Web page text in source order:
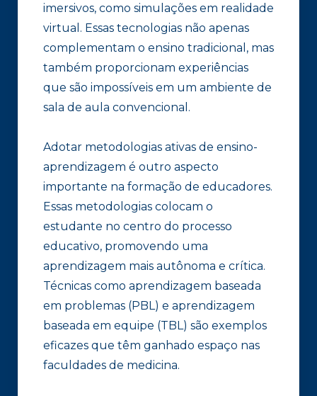
imersivos, como simulações em realidade
virtual. Essas tecnologias não apenas
complementam o ensino tradicional, mas
também proporcionam experiências
que são impossíveis em um ambiente de
sala de aula convencional.
Adotar metodologias ativas de ensino-
aprendizagem é outro aspecto
importante na formação de educadores.
Essas metodologias colocam o
estudante no centro do processo
educativo, promovendo uma
aprendizagem mais autônoma e crítica.
Técnicas como aprendizagem baseada
em problemas (PBL) e aprendizagem
baseada em equipe (TBL) são exemplos
eficazes que têm ganhado espaço nas
faculdades de medicina.